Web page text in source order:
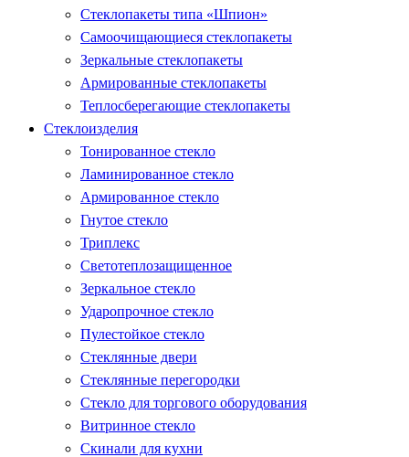
Стеклопакеты типа «Шпион»
Самоочищающиеся стеклопакеты
Зеркальные стеклопакеты
Армированные стеклопакеты
Теплосберегающие стеклопакеты
Стеклоизделия
Тонированное стекло
Ламинированное стекло
Армированное стекло
Гнутое стекло
Триплекс
Светотеплозащищенное
Зеркальное стекло
Ударопрочное стекло
Пулестойкое стекло
Стеклянные двери
Стеклянные перегородки
Стекло для торгового оборудования
Витринное стекло
Скинали для кухни